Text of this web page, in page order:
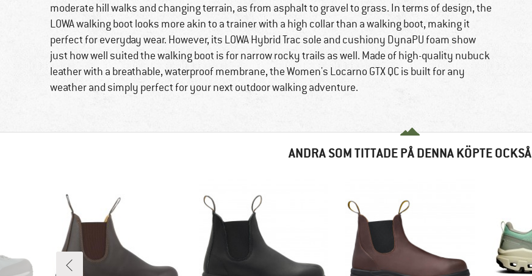
moderate hill walks and changing terrain, as from asphalt to gravel to grass. In terms of design, the
LOWA walking boot looks more akin to a trainer with a high collar than a walking boot, making it
perfect for everyday wear. However, its LOWA Hybrid Trac sole and cushiony DynaPU foam show
just how well suited the walking boot is for narrow rocky trails as well. Made of high-quality nubuck
leather with a breathable, waterproof membrane, the Women's Locarno GTX QC is built for any
weather and simply perfect for your next outdoor walking adventure.
ANDRA SOM TITTADE PÅ DENNA KÖPTE OCKSÅ